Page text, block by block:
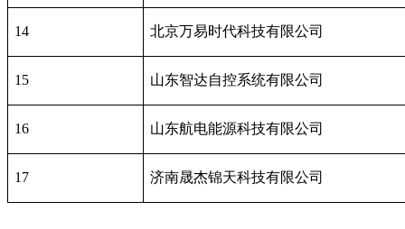
14 北京万易时代科技有限公司
15 山东智达自控系统有限公司
16 山东航电能源科技有限公司
17 济南晟杰锦天科技有限公司